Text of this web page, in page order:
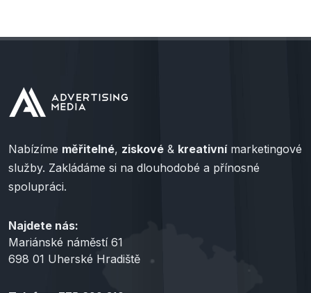
Nabízíme měřitelné, ziskové & kreativnímarketingové
služby. Zakládáme si na dlouhodobé a přínosné
spolupráci.
Najdete nás:
Mariánské náměstí 61
698 01 Uherské Hradiště